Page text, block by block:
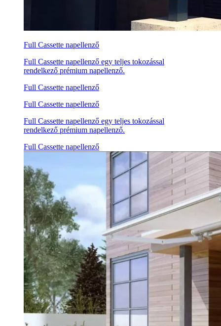
Full Cassette napellenző
Full Cassette napellenző egy teljes tokozással
rendelkező prémium napellenző.
Full Cassette napellenző
Full Cassette napellenző
Full Cassette napellenző egy teljes tokozással
rendelkező prémium napellenző.
Full Cassette napellenző